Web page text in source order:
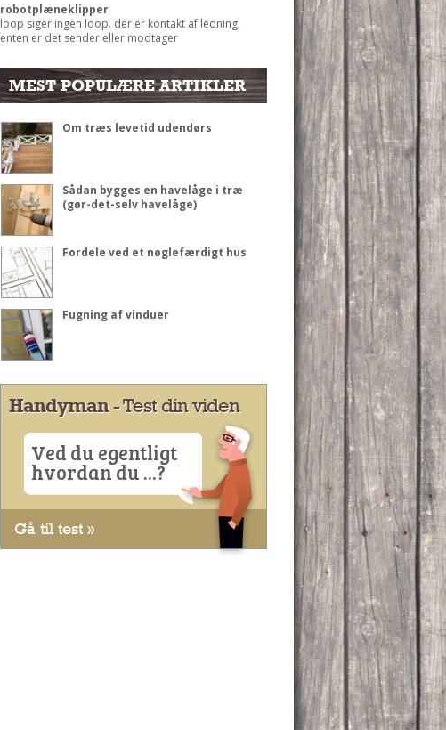
robotplæneklipper
loop siger ingen loop. der er kontakt af ledning,
enten er det sender eller modtager
MEST POPULÆRE ARTIKLER
Om træs levetid udendørs
Sådan bygges en havelåge i træ
(gør-det-selv havelåge)
Fordele ved et nøglefærdigt hus
Fugning af vinduer
Handyman- Test din viden
Ved du egentligt
hvordan du ...?
Gå til test »